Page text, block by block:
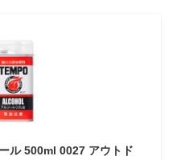
ル 500ml 0027 アウトド